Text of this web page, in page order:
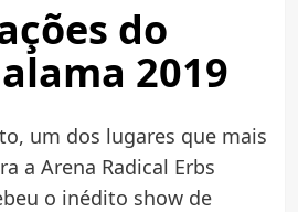
do
2019
um dos lugares que mais
a Arena Radical Erbs
o inédito show de